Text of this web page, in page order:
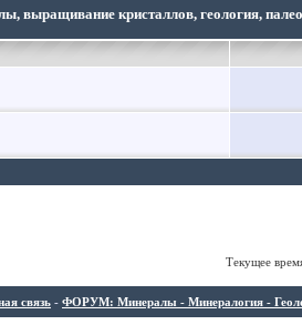
выращивание кристаллов, геология,
Текущее
связь - ФОРУМ: Минералы - Минералогия -